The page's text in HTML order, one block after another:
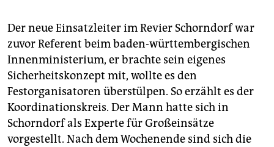
Der neue Einsatzleiter im Revier Schorndorf war
zuvor Referent beim baden-württembergischen
Innenministerium, er brachte sein eigenes
Sicherheitskonzept mit, wollte es den
Festorganisatoren überstülpen. So erzählt es der
Koordinationskreis. Der Mann hatte sich in
Schorndorf als Experte für Großeinsätze
vorgestellt. Nach dem Wochenende sind sich die